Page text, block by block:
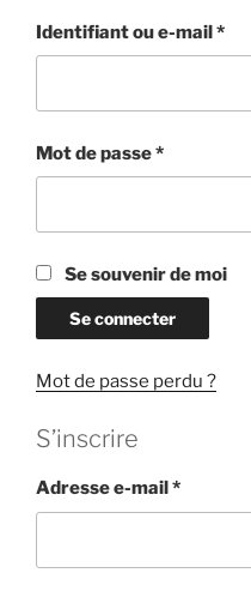
Identifiant ou e-mail*
Mot de passe*Obligatoire
Se souvenir de moi
Se connecter
Mot de passe perdu ?
S’inscrire
Adresse e-mail *